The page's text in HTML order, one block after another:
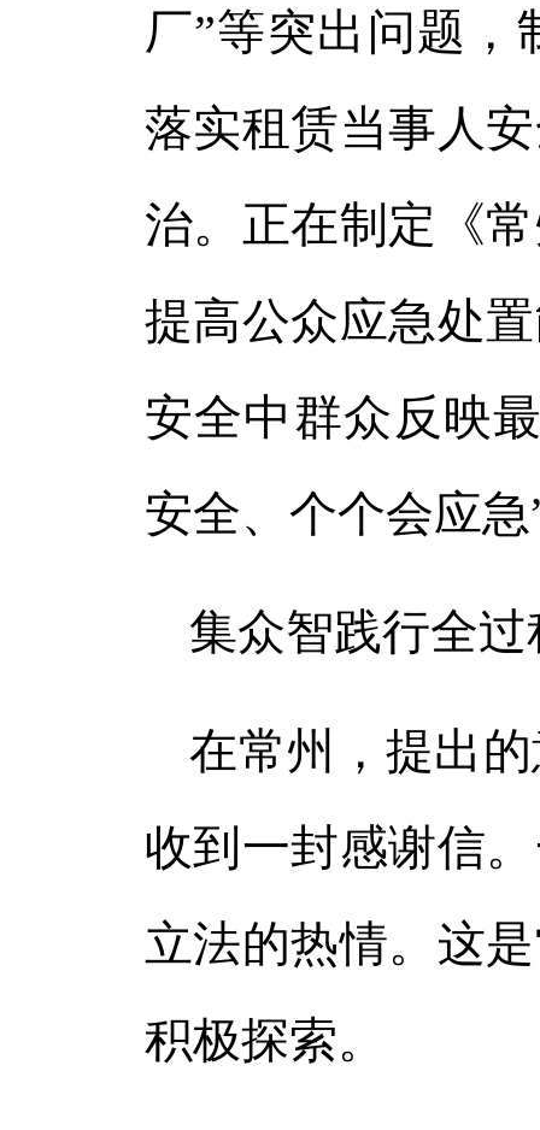
厂”等突出问题
落实租赁当事人
治。正在制定《
提高公众应急处
安全中群众反映
安全、个个会应
集众智践行全
在常州，提出
收到一封感谢信
立法的热情。这
积极探索。